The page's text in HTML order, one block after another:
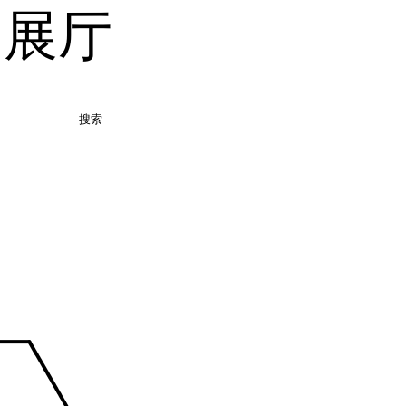
厅
搜索